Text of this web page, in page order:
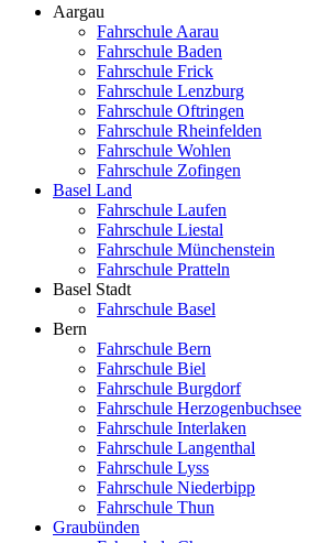
Aargau
Fahrschule Aarau
Fahrschule Baden
Fahrschule Frick
Fahrschule Lenzburg
Fahrschule Oftringen
Fahrschule Rheinfelden
Fahrschule Wohlen
Fahrschule Zofingen
Basel Land
Fahrschule Laufen
Fahrschule Liestal
Fahrschule Münchenstein
Fahrschule Pratteln
Basel Stadt
Fahrschule Basel
Bern
Fahrschule Bern
Fahrschule Biel
Fahrschule Burgdorf
Fahrschule Herzogenbuchsee
Fahrschule Interlaken
Fahrschule Langenthal
Fahrschule Lyss
Fahrschule Niederbipp
Fahrschule Thun
Graubünden